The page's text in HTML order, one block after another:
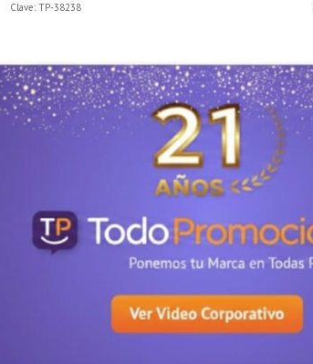
Clave:TP-38238